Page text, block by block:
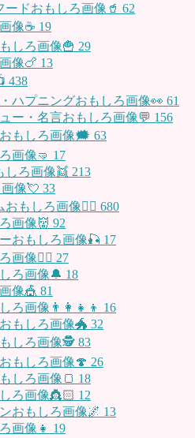
ドおもしろ画像🥤 62
像☕️ 19
しろ画像🍟 29
像🍗 13
438
ハプニングおもしろ画像👀 61
ー・名言おもしろ画像💬 156
もしろ画像🗯 63
画像🤜 17
しろ画像👯 213
像💘 33
もしろ画像🧚‍♀️ 680
画像👹 92
おもしろ画像🎣 17
画像🤹‍♂️ 27
ろ画像🔔 18
像🎪 81
ろ画像👨‍👩‍👧‍👦 16
もしろ画像🐲 32
しろ画像🕵️ 83
もしろ画像🍄 26
しろ画像🍞 18
ろ画像👸🏻 12
おもしろ画像🌌 13
画像👧 19